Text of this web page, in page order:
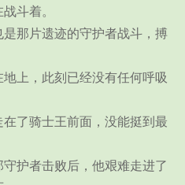
斗着。
那片遗迹的守护者战斗，搏
上，此刻已经没有任何呼吸
了骑士王前面，没能挺到最
护者击败后，他艰难走进了